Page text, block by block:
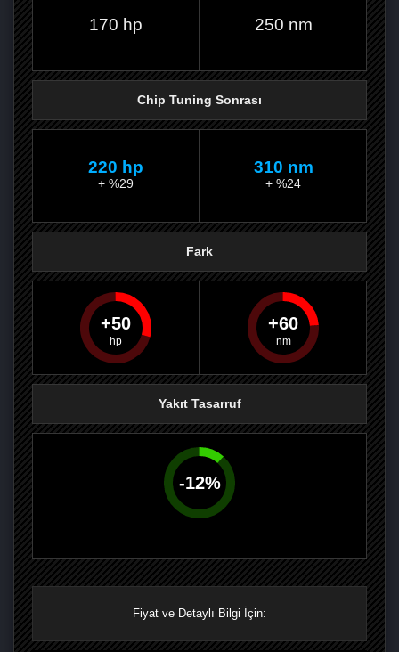
PAYLAŞPAYLAŞPLUS'TA
170 hp 250 nm
Chip Tuning Sonrası
220 hp
+ %29
310 nm
+ %24
Fark
50 60
Yakıt Tasarruf
-12%
Fiyat ve Detaylı Bilgi İçin: